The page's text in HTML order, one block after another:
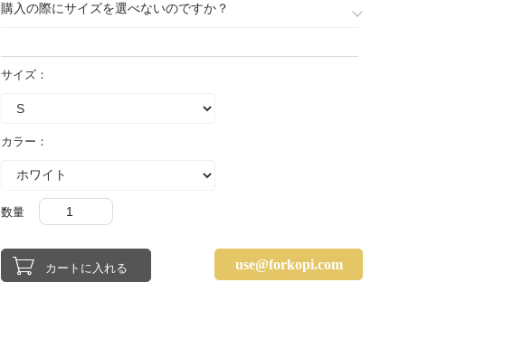
購入の際にサイズを選べないのですか？
サイズ：
カラー：
数量
use@forkopi.com